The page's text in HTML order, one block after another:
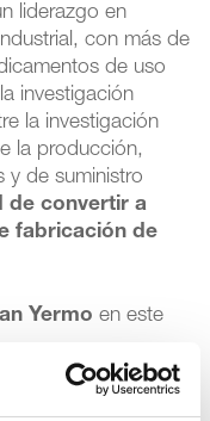
liderazgo en
con más de
de uso
investigación
la investigación
la producción,
y de suministro
de convertir a
fabricación de
Yermo en este